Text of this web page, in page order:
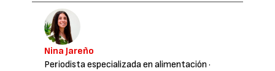
Nina Jareño
Periodista especializada en alimentación ·